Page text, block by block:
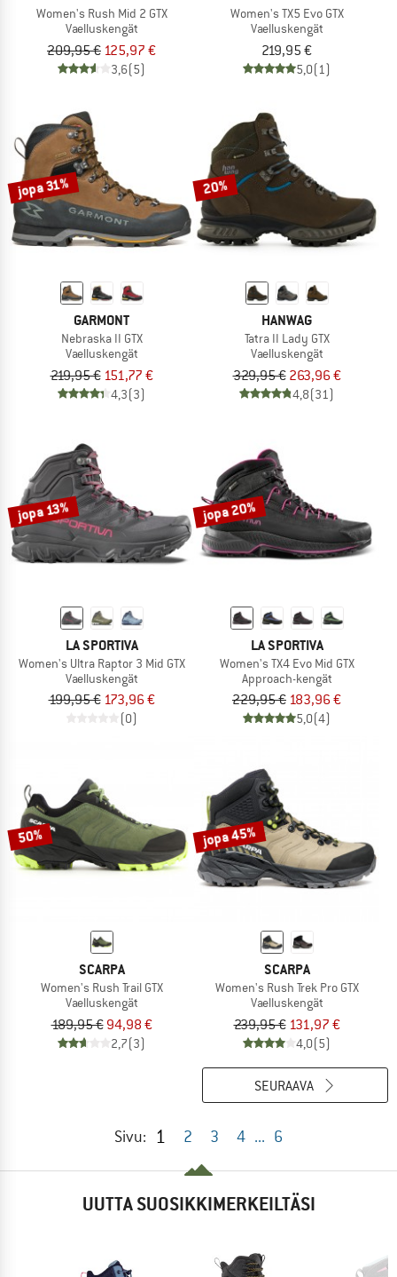
Women's Rush Mid 2 GTX
Vaelluskengät
209,95 € 125,97 €
3,6(5)
Women's TX5 Evo GTX
Vaelluskengät
219,95 €
5,0(1)
jopa 31%
GARMONT
Nebraska II GTX
Vaelluskengät
219,95 € 151,77 €
4,3(3)
20%
HANWAG
Tatra II Lady GTX
Vaelluskengät
329,95 € 263,96 €
4,8(31)
jopa 13%
LA SPORTIVA
Women's Ultra Raptor 3 Mid GTX
Vaelluskengät
199,95 € 173,96 €
(0)
jopa 20%
LA SPORTIVA
Women's TX4 Evo Mid GTX
Approach-kengät
229,95 € 183,96 €
5,0(4)
50%
SCARPA
Women's Rush Trail GTX
Vaelluskengät
189,95 € 94,98 €
2,7(3)
jopa 45%
SCARPA
Women's Rush Trek Pro GTX
Vaelluskengät
239,95 € 131,97 €
4,0(5)
Sivu: 1 2 3 4 ... 6
SEURAAVA
UUTTA SUOSIKKIMERKEILTÄSI